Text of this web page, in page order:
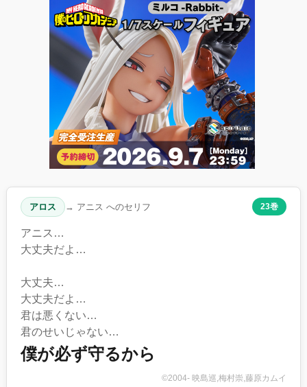
アロス → アニス へのセリフ 23巻
アニス…
大丈夫だよ…
大丈夫…
大丈夫だよ…
君は悪くない…
君のせいじゃない…
僕が必ず守るから
©2004- 映島巡,梅村崇,藤原カムイ